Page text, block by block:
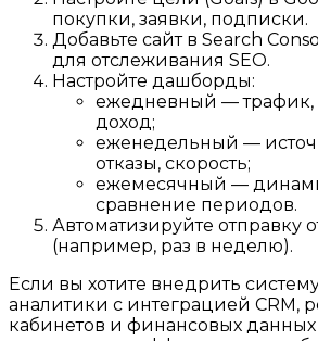
покупки, заявки, подписки.
Добавьте сайт в Search
для отслеживания SEO.
Настройте дашборды:
ежедневный — трафик,
доход;
еженедельный —
отказы, скорость;
ежемесячный —
сравнение периодов.
Автоматизируйте отправку
(например, раз в неделю).
Если вы хотите внедрить
аналитики с интеграцией CRM,
кабинетов и финансовых